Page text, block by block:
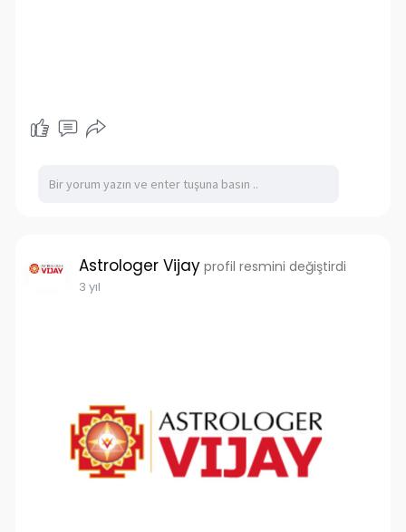
Astrologer Vijay profil resmini değiştirdi
3 yıl